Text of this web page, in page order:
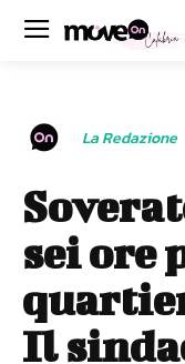
La Redazione
sei ore
Il